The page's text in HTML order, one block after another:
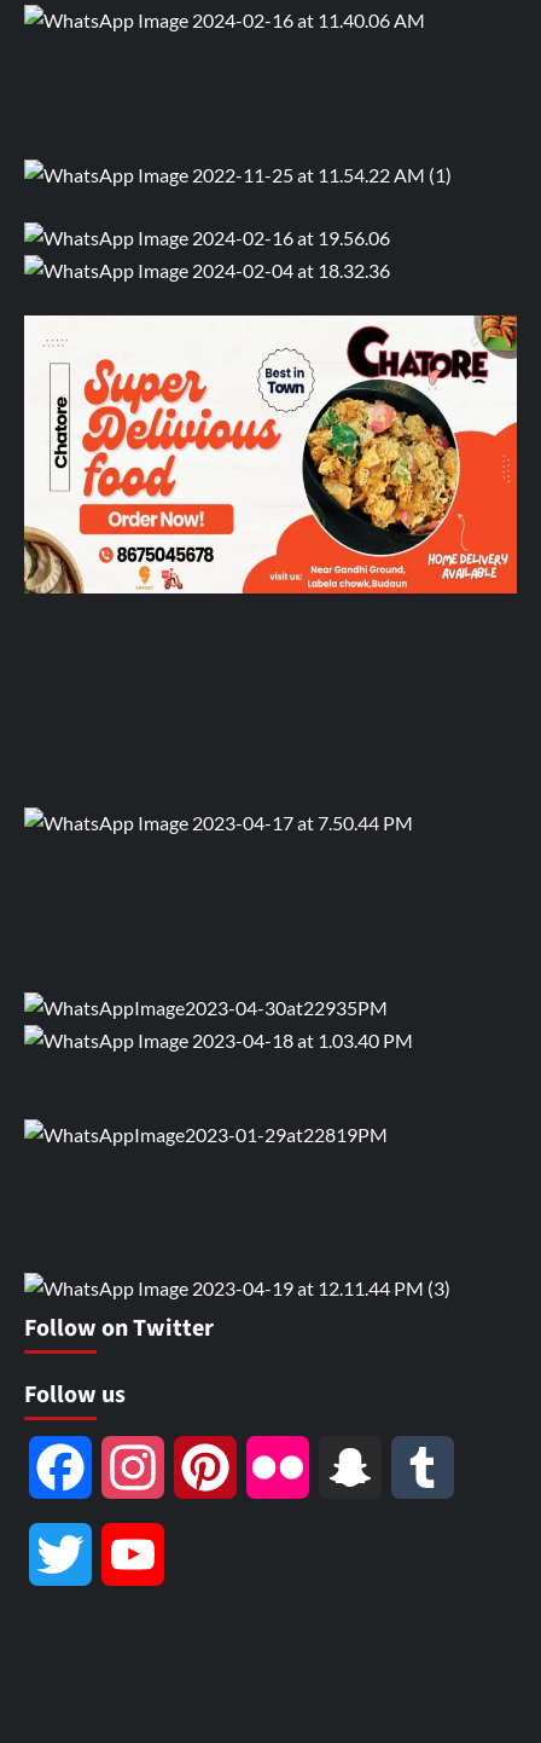
Follow on Twitter
Follow us
Facebook Instagram Pinterest Flickr Snapchat
Twitter